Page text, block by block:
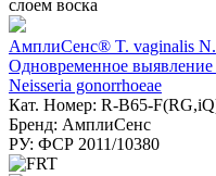
АмплиСенс® T. vaginalis
Одновременное
Neisseria gonorrhoeae
Кат. Номер: R-B65-
Бренд: АмплиСенс
РУ: ФСР 2011/10380